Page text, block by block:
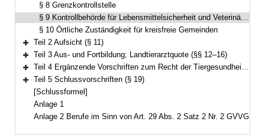
§ 8 Grenzkontrollstelle
§ 9 Kontrollbehörde für Lebensmittelsicherheit und Veterinärwesen
§ 10 Örtliche Zuständigkeit für kreisfreie Gemeinden
Bereich erweitern
Teil 2 Aufsicht (§ 11)
Bereich erweitern
Teil 3 Aus- und Fortbildung; Landtierarztquote (§§ 12–16)
Bereich erweitern
Teil 4 Ergänzende Vorschriften zum Recht der Tiergesundheit (§§ 17–18)
Bereich erweitern
Teil 5 Schlussvorschriften (§ 19)
[Schlussformel]
Anlage 1
Anlage 2 Berufe im Sinn von Art. 29 Abs. 2 Satz 2 Nr. 2 GVVG